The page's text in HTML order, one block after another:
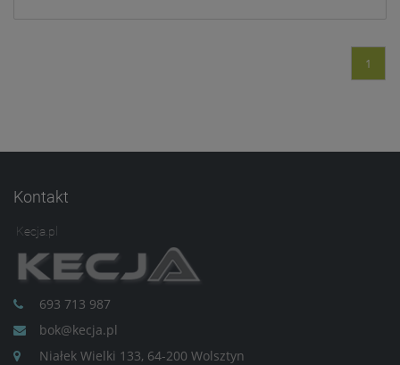
1
Kontakt
Kecja.pl
693 713 987
bok@kecja.pl
Niałek Wielki 133, 64-200 Wolsztyn